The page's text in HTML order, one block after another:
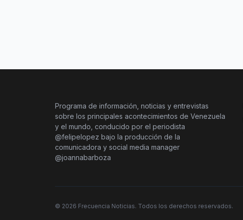
Programa de información, noticias y entrevistas
sobre los principales acontecimientos de Venezuela
y el mundo, conducido por el periodista
@felipelopez bajo la producción de la
comunicadora y social media manager
@joannabarboza
© 2026 Frecuencia Noticias. Todos los derechos reservados.